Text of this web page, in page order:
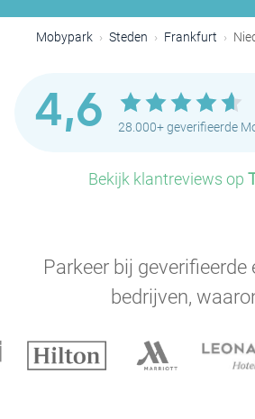
Mobypark Steden Frankfurt
4,6 28.000+ geverifieerde
Bekijk klantreviews op
Parkeer bij geverifieerde
bedrijven,